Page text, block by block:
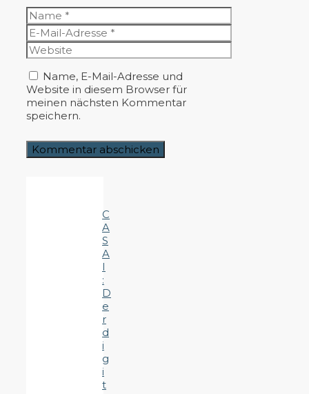
Name
E-
Mail-
Adresse
Website
Name, E-Mail-Adresse und
Website in diesem Browser für
meinen nächsten Kommentar
speichern.
C
A
S
A
I
:
D
e
r
d
i
g
i
t